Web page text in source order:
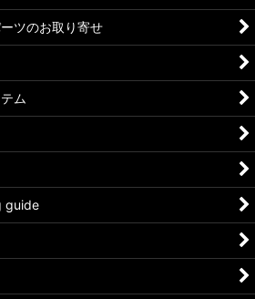
ツのお取り寄せ
ム
guide